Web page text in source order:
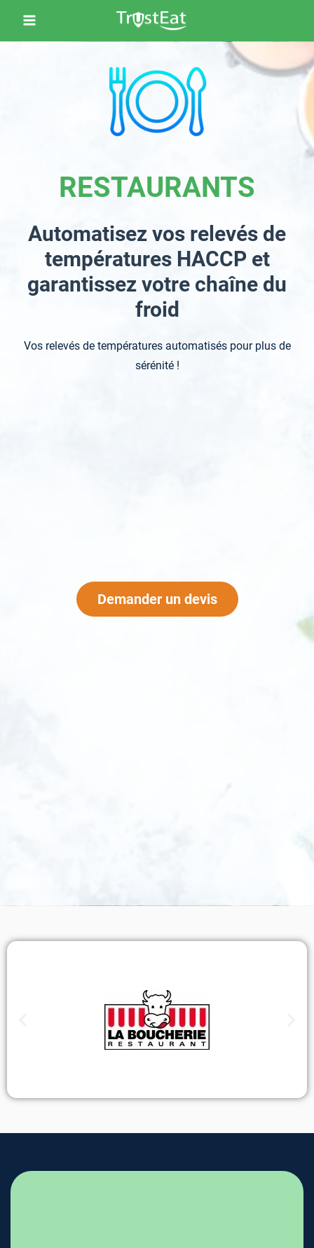
RESTAURANTS
Automatisez vos relevés de
températures HACCP et
garantissez votre chaîne du
froid
Vos relevés de températures automatisés pour plus de
sérénité !
Demander un devis